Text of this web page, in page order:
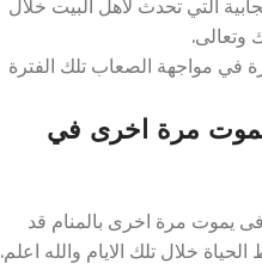
التي تحدث لأهل البيت خلال
وتعالى.
في مواجهة الصعاب تلك الفترة
مرة اخرى في
يموت مرة اخرى بالمنام قد
خلال تلك الايام والله اعلم.